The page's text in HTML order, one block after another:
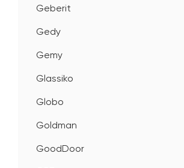
Geberit
Gedy
Gemy
Glassiko
Globo
Goldman
GoodDoor